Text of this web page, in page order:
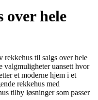
over hele
rekkehus til salgs over hele
valgmuligheter uansett hvor
et moderne hjem i et
rekkehus med
tilby løsninger som passer